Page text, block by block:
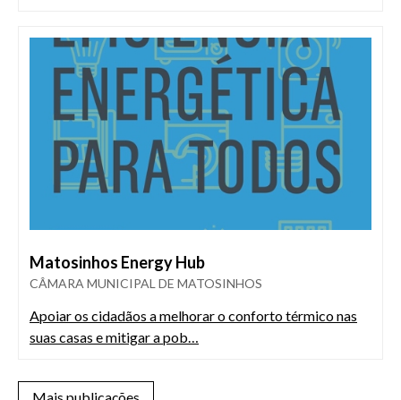
Imagem
Matosinhos Energy Hub
CÂMARA MUNICIPAL DE MATOSINHOS
Apoiar os cidadãos a melhorar o conforto térmico nas
suas casas e mitigar a pob…